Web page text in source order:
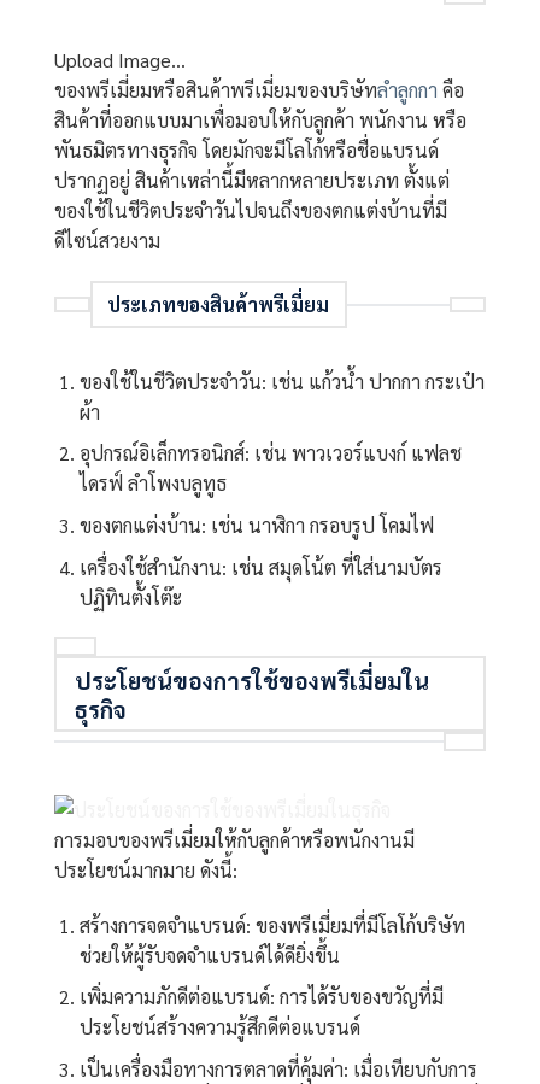
Upload Image...
ของพรีเมี่ยมหรือสินค้าพรีเมี่ยมของบริษัทลำลูกกา คือ
สินค้าที่ออกแบบมาเพื่อมอบให้กับลูกค้า พนักงาน หรือ
พันธมิตรทางธุรกิจ โดยมักจะมีโลโก้หรือชื่อแบรนด์
ปรากฏอยู่ สินค้าเหล่านี้มีหลากหลายประเภท ตั้งแต่
ของใช้ในชีวิตประจำวันไปจนถึงของตกแต่งบ้านที่มี
ดีไซน์สวยงาม
ประเภทของสินค้าพรีเมี่ยม
ของใช้ในชีวิตประจำวัน: เช่น แก้วน้ำ ปากกา กระเป๋า
ผ้า
อุปกรณ์อิเล็กทรอนิกส์: เช่น พาวเวอร์แบงก์ แฟลช
ไดรฟ์ ลำโพงบลูทูธ
ของตกแต่งบ้าน: เช่น นาฬิกา กรอบรูป โคมไฟ
เครื่องใช้สำนักงาน: เช่น สมุดโน้ต ที่ใส่นามบัตร
ปฏิทินตั้งโต๊ะ
ประโยชน์ของการใช้ของพรีเมี่ยมใน
ธุรกิจ
การมอบของพรีเมี่ยมให้กับลูกค้าหรือพนักงานมี
ประโยชน์มากมาย ดังนี้:
สร้างการจดจำแบรนด์: ของพรีเมี่ยมที่มีโลโก้บริษัท
ช่วยให้ผู้รับจดจำแบรนด์ได้ดียิ่งขึ้น
เพิ่มความภักดีต่อแบรนด์: การได้รับของขวัญที่มี
ประโยชน์สร้างความรู้สึกดีต่อแบรนด์
เป็นเครื่องมือทางการตลาดที่คุ้มค่า: เมื่อเทียบกับการ